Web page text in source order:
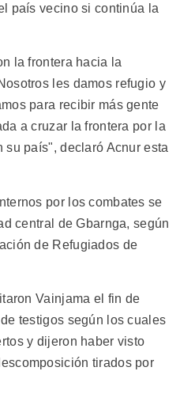
país vecino si continúa la
la frontera hacia la
les damos refugio y
para recibir más gente
a cruzar la frontera por la
su país", declaró Acnur esta
por los combates se
central de Gbarnga, según
de Refugiados de
Vainjama el fin de
testigos según los cuales
y dijeron haber visto
tirados por